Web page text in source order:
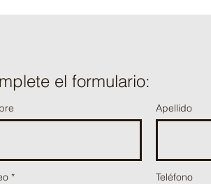
el formulario:
Apellido
Teléfono